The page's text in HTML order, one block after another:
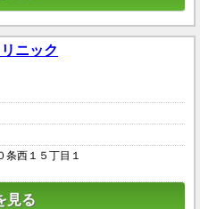
ニック
条西１５丁目１
見る